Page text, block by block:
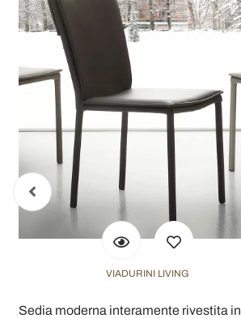
VIADURINI LIVING
Sedia moderna interamente rivestita in